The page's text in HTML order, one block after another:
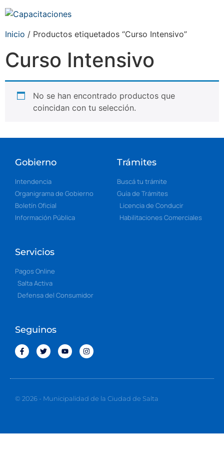
Inicio / Productos etiquetados “Curso Intensivo”
Curso Intensivo
No se han encontrado productos que
coincidan con tu selección.
Gobierno
Intendencia
Organigrama de Gobierno
Boletín Oficial
Información Pública
Trámites
Buscá tu trámite
Guía de Trámites
Licencia de Conducir
Habilitaciones Comerciales
Servicios
Pagos Online
Salta Activa
Defensa del Consumidor
Seguinos
© 2026 - Municipalidad de la Ciudad de Salta